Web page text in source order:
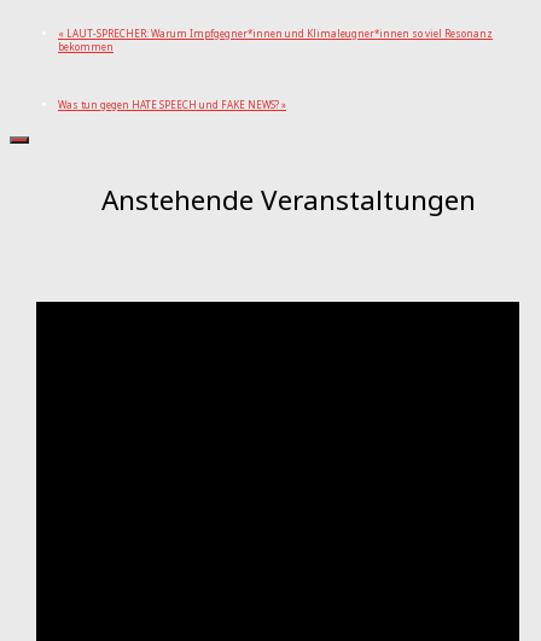
« LAUT-SPRECHER: Warum Impfgegner*innen und Klimaleugner*innen so viel Resonanz
bekommen
Was tun gegen HATE SPEECH und FAKE NEWS?»
Anstehende Veranstaltungen